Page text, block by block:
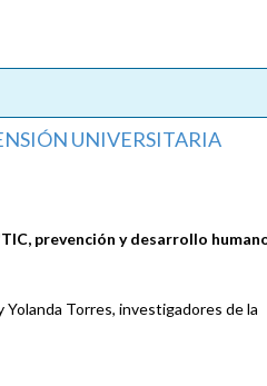
UNIVERSITARIA
prevención y desarrollo
Yolanda Torres, investigadores de la